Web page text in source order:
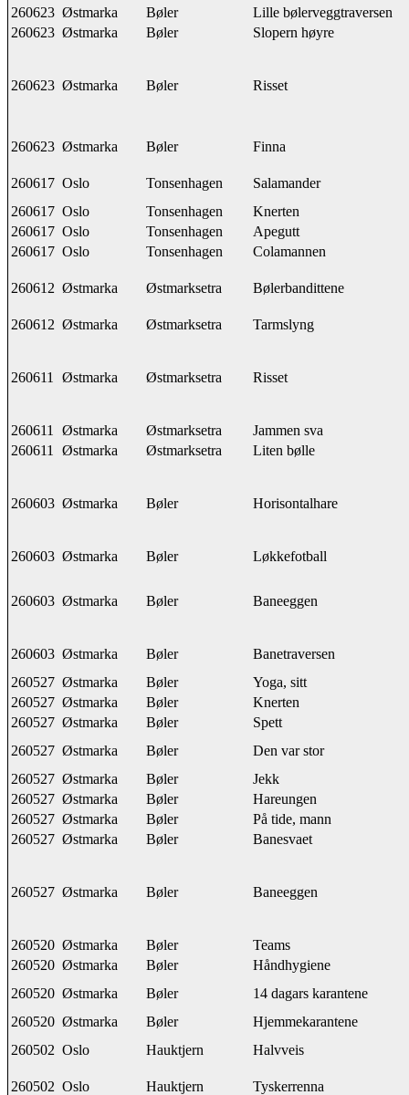
260623 Østmarka Bøler
Lille bølerveggtraversen
260623 Østmarka Bøler Slopern høyre
260623 Østmarka Bøler Risset
260623 Østmarka Bøler Finna
260617 Oslo Tonsenhagen
Salamander
260617 Oslo Tonsenhagen
Knerten
260617 Oslo Tonsenhagen
Apegutt
260617 Oslo Tonsenhagen Colamannen
260612 Østmarka Østmarksetra Bølerbandittene
260612 Østmarka Østmarksetra Tarmslyng
260611 Østmarka Østmarksetra Risset
260611 Østmarka Østmarksetra
Jammen sva
260611
Østmarka Østmarksetra Liten bølle
260603 Østmarka Bøler Horisontalhare
260603 Østmarka Bøler Løkkefotball
260603 Østmarka Bøler Baneeggen
260603 Østmarka Bøler
Banetraversen
260527 Østmarka Bøler
Yoga, sitt
260527 Østmarka Bøler
Knerten
260527 Østmarka Bøler
Spett
260527 Østmarka Bøler
Den var stor
260527 Østmarka Bøler
Jekk
260527 Østmarka Bøler
Hareungen
260527 Østmarka Bøler
På tide, mann
260527 Østmarka Bøler Banesvaet
260527 Østmarka Bøler Baneeggen
260520 Østmarka Bøler
Teams
260520 Østmarka Bøler
Håndhygiene
260520 Østmarka Bøler
14 dagars karantene
260520 Østmarka Bøler
Hjemmekarantene
260502 Oslo Hauktjern Halvveis
260502 Oslo Hauktjern Tyskerrenna